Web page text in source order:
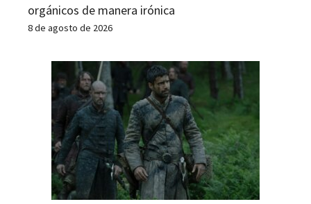
orgánicos de manera irónica
8 de agosto de 2026